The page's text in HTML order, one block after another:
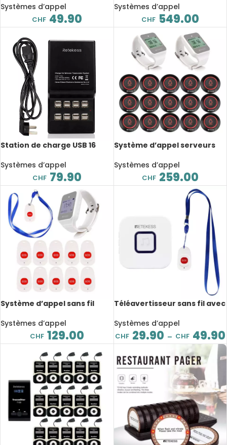
guide touristique, 3.5mm
Systèmes d’appel
CHF 49.90
émetteur, 10 récepteurs, 99
canaux
Systèmes d’appel
CHF 549.00
Station de charge USB 16
pour système de guide
touristique sans fil
Systèmes d’appel
CHF 79.90
Système d’appel serveurs
récepteurs TD108, 15
boutons TD019
Systèmes d’appel
CHF 259.00
Système d’appel sans fil
boutons d’appel d’urgence
Systèmes d’appel
CHF 129.00
Téléavertisseur sans fil avec
mètres
Systèmes d’appel
CHF 29.90 – CHF 49.90